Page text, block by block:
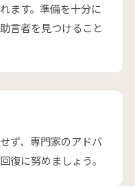
ます。準備を十分に
言者を見つけること
ず、専門家のアドバ
復に努めましょう。